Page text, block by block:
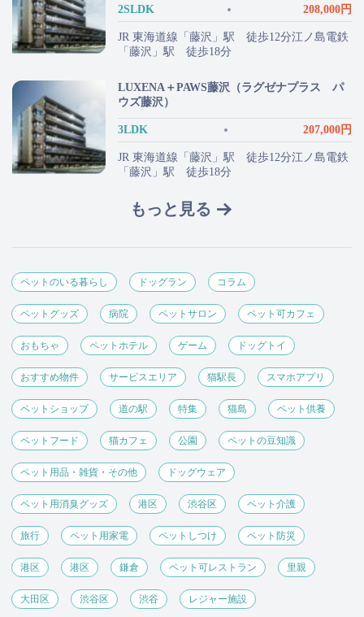
2SLDK 208,000円
JR 東海道線「藤沢」駅 徒歩12分江ノ島電鉄
「藤沢」駅 徒歩18分
LUXENA＋PAWS藤沢（ラグゼナプラス パ
ウズ藤沢）
3LDK 207,000円
JR 東海道線「藤沢」駅 徒歩12分江ノ島電鉄
「藤沢」駅 徒歩18分
もっと見る
ペットのいる暮らし ドッグラン コラム
ペットグッズ 病院 ペットサロン ペット可カフェ
おもちゃ ペットホテル ゲーム ドッグトイ
おすすめ物件 サービスエリア 猫駅長 スマホアプリ
ペットショップ 道の駅 特集 猫島 ペット供養
ペットフード 猫カフェ 公園 ペットの豆知識
ペット用品・雑貨・その他 ドッグウェア
ペット用消臭グッズ 港区 渋谷区 ペット介護
旅行 ペット用家電 ペットしつけ ペット防災
港区 港区 鎌倉 ペット可レストラン 里親
大田区 渋谷区 渋谷 レジャー施設